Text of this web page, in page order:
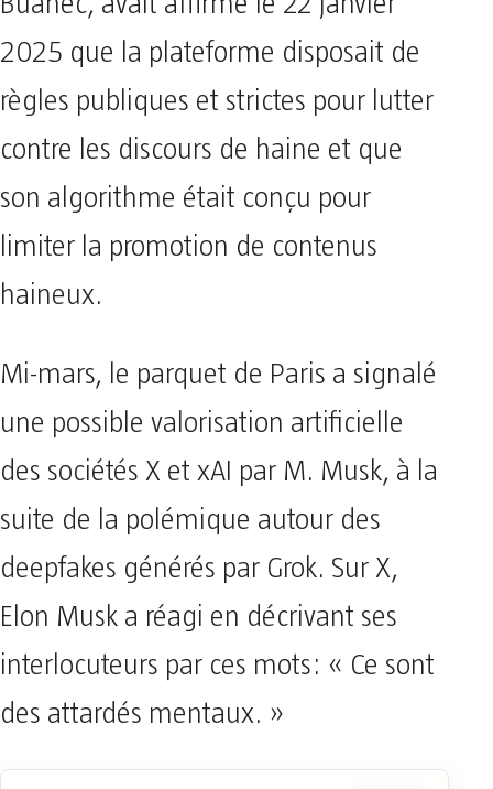
2025 que la plateforme disposait de
règles publiques et strictes pour lutter
contre les discours de haine et que
son algorithme était conçu pour
limiter la promotion de contenus
haineux.
Mi-mars, le parquet de Paris a signalé
une possible valorisation artificielle
des sociétés X et xAI par M. Musk, à la
suite de la polémique autour des
deepfakes générés par Grok. Sur X,
Elon Musk a réagi en décrivant ses
interlocuteurs par ces mots: « Ce sont
des attardés mentaux. »